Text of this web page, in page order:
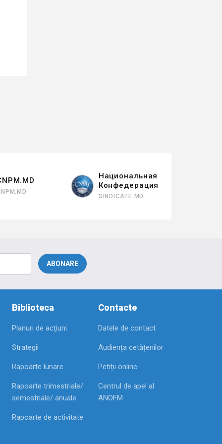
Национальная
Конфедерация
SINDICATE.MD
Biblioteca
Planuri de acțiuni
Strategii
Rapoarte lunare
Rapoarte trimestriale/
semestriale/ anuale
Rapoarte de activitate
Contacte
Datele de contact
Audiența cetățenilor
Petiții online
Centrul de apel al
ANOFM